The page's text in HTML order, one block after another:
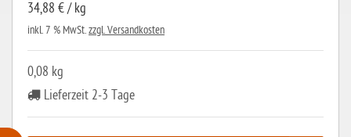
34,88 € / kg
inkl. 7 % MwSt.zzgl. Versandkosten
0,08 kg
Lieferzeit 2-3 Tage